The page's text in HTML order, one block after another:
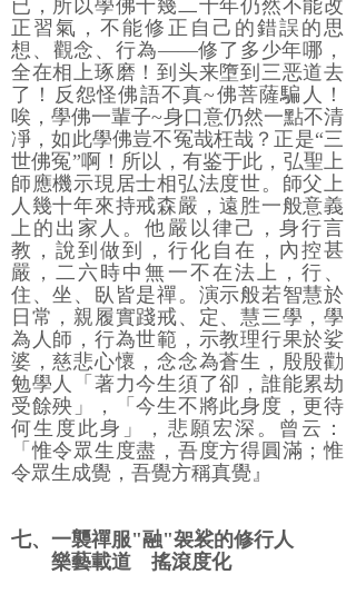
已，所以學佛十幾二十年仍然不能改
正習氣，不能修正自己的錯誤的思
想、觀念、行為――修了多少年哪，
全在相上琢磨！到头来墮到三恶道去
了！反怨怪佛語不真~佛菩薩騙人！
唉，學佛一輩子~身口意仍然一點不清
凈，如此學佛豈不冤哉枉哉？正是“三
世佛冤”啊！所以，有鉴于此，弘聖上
師應機示現居士相弘法度世。師父上
人幾十年來持戒森嚴，遠胜一般意義
上的出家人。他嚴以律己，身行言
教，說到做到，行化自在，內控甚
嚴，二六時中無一不在法上，行、
住、坐、臥皆是禪。演示般若智慧於
日常，親履實踐戒、定、慧三學，學
為人師，行為世範，示教理行果於娑
婆，慈悲心懷，念念為蒼生，殷殷勸
勉學人「著力今生須了卻，誰能累劫
受餘殃」，「今生不將此身度，更待
何生度此身」，悲願宏深。曾云：
「惟令眾生度盡，吾度方得圓滿；惟
令眾生成覺，吾覺方稱真覺』
七、一襲禪服"融"袈裟的修行人
樂藝載道 搖滾度化